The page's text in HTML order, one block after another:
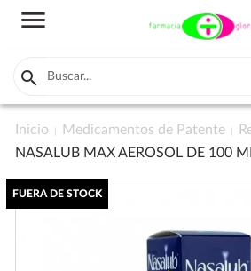
menu

Inicio Medicamentos de Patente
NASALUB MAX AEROSOL DE 100
FUERA DE STOCK